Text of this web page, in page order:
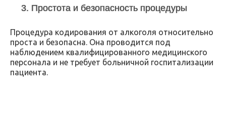
3. Простота и безопасность процедуры
Процедура кодирования от алкоголя относительно
проста и безопасна. Она проводится под
наблюдением квалифицированного медицинского
персонала и не требует больничной госпитализации
пациента.